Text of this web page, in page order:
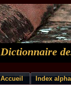
Dictionnaire
Accueil Index